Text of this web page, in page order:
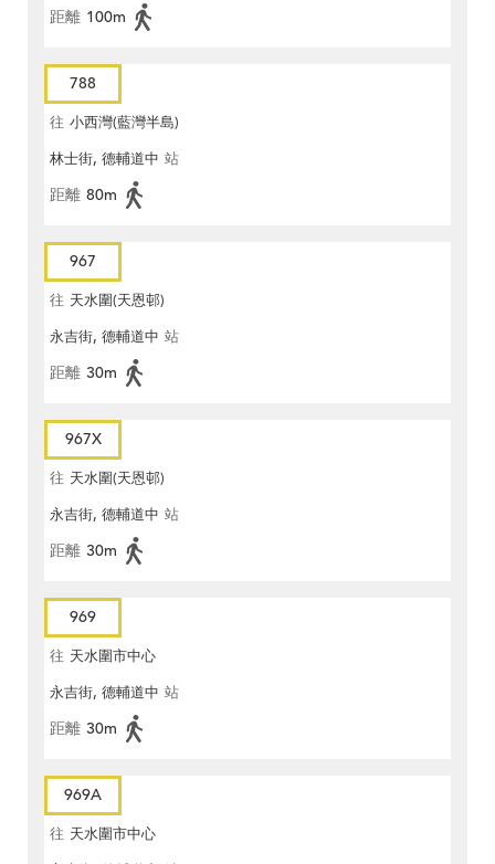
距離 100m
788
往 小西灣(藍灣半島)
林士街, 德輔道中 站
距離 80m
967
往 天水圍(天恩邨)
永吉街, 德輔道中 站
距離 30m
967X
往 天水圍(天恩邨)
永吉街, 德輔道中 站
距離 30m
969
往 天水圍市中心
永吉街, 德輔道中 站
距離 30m
969A
往 天水圍市中心